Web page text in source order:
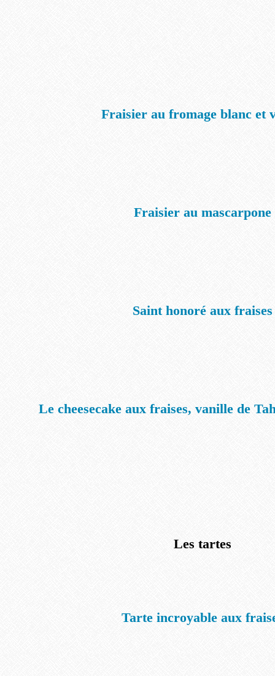
Fraisier au fromage blanc et
Fraisier au mascarpone
Saint honoré aux fraises
Le cheesecake aux fraises, vanille de
Les tartes
Tarte incroyable aux